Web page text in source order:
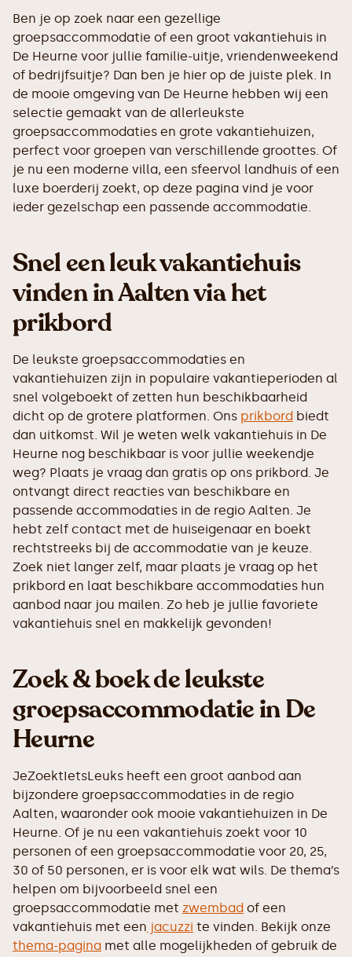
Ben je op zoek naar een gezellige
groepsaccommodatie of een groot vakantiehuis in
De Heurne voor jullie familie-uitje, vriendenweekend
of bedrijfsuitje? Dan ben je hier op de juiste plek. In
de mooie omgeving van De Heurne hebben wij een
selectie gemaakt van de allerleukste
groepsaccommodaties en grote vakantiehuizen,
perfect voor groepen van verschillende groottes. Of
je nu een moderne villa, een sfeervol landhuis of een
luxe boerderij zoekt, op deze pagina vind je voor
ieder gezelschap een passende accommodatie.
Snel een leuk vakantiehuis
vinden in Aalten via het
prikbord
De leukste groepsaccommodaties en
vakantiehuizen zijn in populaire vakantieperioden al
snel volgeboekt of zetten hun beschikbaarheid
dicht op de grotere platformen. Ons prikbord biedt
dan uitkomst. Wil je weten welk vakantiehuis in De
Heurne nog beschikbaar is voor jullie weekendje
weg? Plaats je vraag dan gratis op ons prikbord. Je
ontvangt direct reacties van beschikbare en
passende accommodaties in de regio Aalten. Je
hebt zelf contact met de huiseigenaar en boekt
rechtstreeks bij de accommodatie van je keuze.
Zoek niet langer zelf, maar plaats je vraag op het
prikbord en laat beschikbare accommodaties hun
aanbod naar jou mailen. Zo heb je jullie favoriete
vakantiehuis snel en makkelijk gevonden!
Zoek & boek de leukste
groepsaccommodatie in De
Heurne
JeZoektIetsLeuks heeft een groot aanbod aan
bijzondere groepsaccommodaties in de regio
Aalten, waaronder ook mooie vakantiehuizen in De
Heurne. Of je nu een vakantiehuis zoekt voor 10
personen of een groepsaccommodatie voor 20, 25,
30 of 50 personen, er is voor elk wat wils. De thema’s
helpen om bijvoorbeeld snel een
groepsaccommodatie met zwembad of een
vakantiehuis met een jacuzzi te vinden. Bekijk onze
thema-pagina met alle mogelijkheden of gebruik de